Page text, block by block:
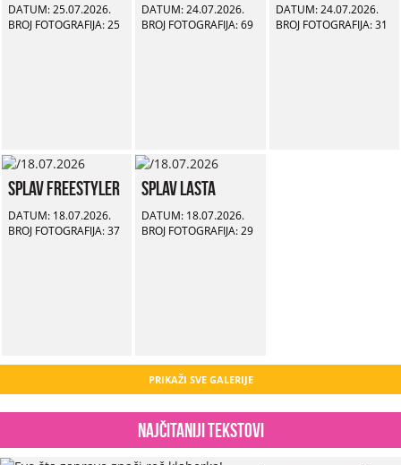
DATUM: 25.07.2026.
BROJ FOTOGRAFIJA: 25
DATUM: 24.07.2026.
BROJ FOTOGRAFIJA: 69
DATUM: 24.07.2026.
BROJ FOTOGRAFIJA: 31
Splav Freestyler
DATUM: 18.07.2026.
BROJ FOTOGRAFIJA: 37
Splav Lasta
DATUM: 18.07.2026.
BROJ FOTOGRAFIJA: 29
PRIKAŽI SVE GALERIJE
Najčitaniji tekstovi